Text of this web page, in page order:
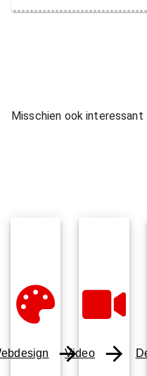
Misschien ook interessant
Video